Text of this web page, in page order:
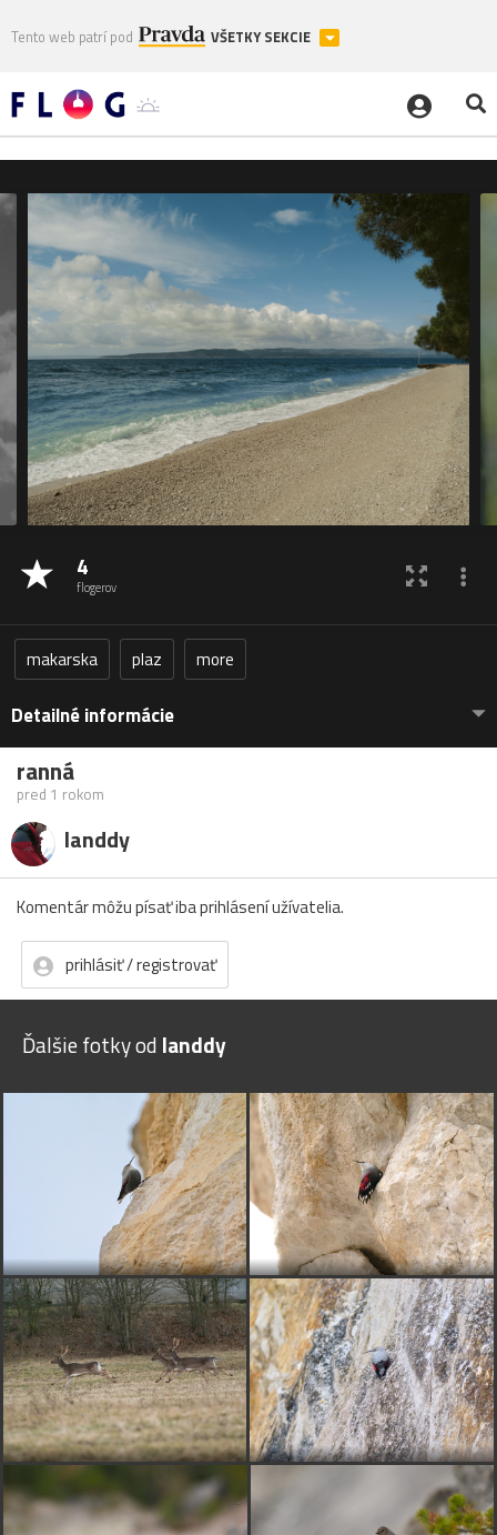
Tento web patrí pod VŠETKY SEKCIE
4
flogerov
makarska plaz more
Detailné informácie
ranná
pred 1 rokom
landdy
Komentár môžu písať iba prihlásení užívatelia.
prihlásiť / registrovať
Ďalšie fotky od landdy